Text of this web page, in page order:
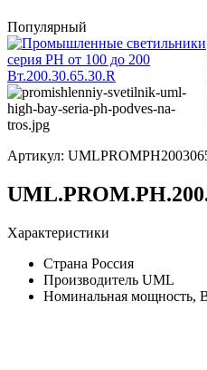
Популярный
Артикул:
Характеристики
Страна Россия
Производитель UML
Номинальная мощность,